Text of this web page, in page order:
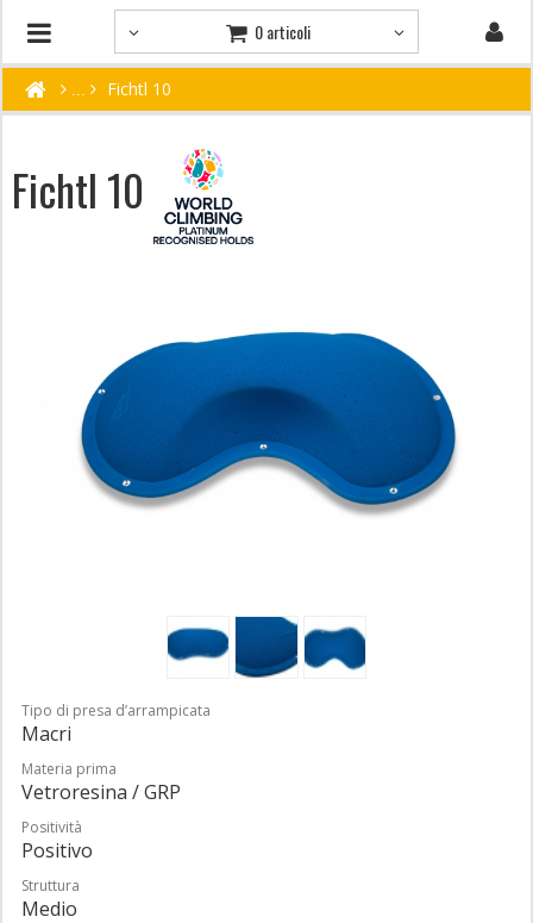
0 articoli
Fichtl 10
Fichtl 10
Tipo di presa d’arrampicata
Macri
Materia prima
Vetroresina / GRP
Positività
Positivo
Struttura
Medio